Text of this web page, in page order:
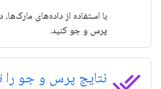
پرس و جو کنید.
done_all نتایج پرس و جو را